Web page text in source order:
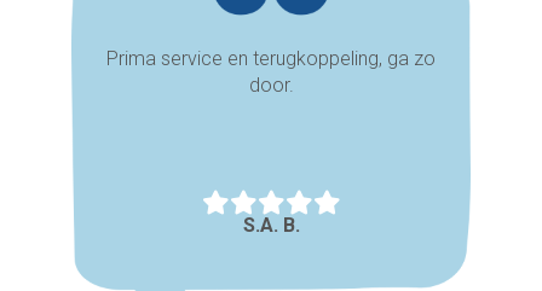
Prima service en terugkoppeling, ga zo
door.
S.A. B.